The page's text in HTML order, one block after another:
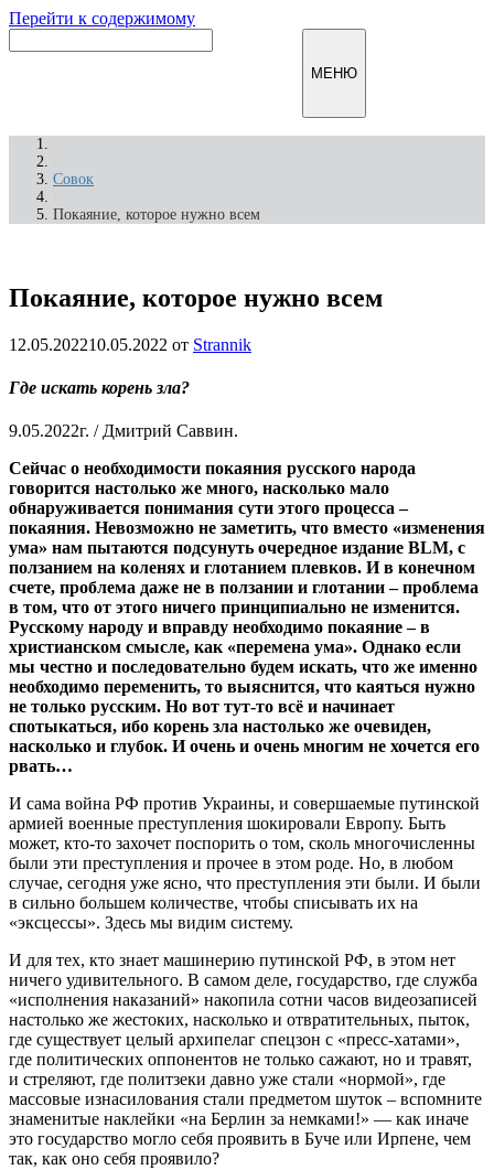
Перейти к содержимому
МЕНЮ
Совок
Покаяние, которое нужно всем
Покаяние, которое нужно всем
12.05.202210.05.2022 от Strannik
Где искать корень зла?
9.05.2022г. / Дмитрий Саввин.
Сейчас о необходимости покаяния русского народа
говорится настолько же много, насколько мало
обнаруживается понимания сути этого процесса –
покаяния. Невозможно не заметить, что вместо «изменения
ума» нам пытаются подсунуть очередное издание BLM, с
ползанием на коленях и глотанием плевков. И в конечном
счете, проблема даже не в ползании и глотании – проблема
в том, что от этого ничего принципиально не изменится.
Русскому народу и вправду необходимо покаяние – в
христианском смысле, как «перемена ума». Однако если
мы честно и последовательно будем искать, что же именно
необходимо переменить, то выяснится, что каяться нужно
не только русским. Но вот тут-то всё и начинает
спотыкаться, ибо корень зла настолько же очевиден,
насколько и глубок. И очень и очень многим не хочется его
рвать…
И сама война РФ против Украины, и совершаемые путинской
армией военные преступления шокировали Европу. Быть
может, кто-то захочет поспорить о том, сколь многочисленны
были эти преступления и прочее в этом роде. Но, в любом
случае, сегодня уже ясно, что преступления эти были. И были
в сильно большем количестве, чтобы списывать их на
«эксцессы». Здесь мы видим систему.
И для тех, кто знает машинерию путинской РФ, в этом нет
ничего удивительного. В самом деле, государство, где служба
«исполнения наказаний» накопила сотни часов видеозаписей
настолько же жестоких, насколько и отвратительных, пыток,
где существует целый архипелаг спецзон с «пресс-хатами»,
где политических оппонентов не только сажают, но и травят,
и стреляют, где политзеки давно уже стали «нормой», где
массовые изнасилования стали предметом шуток – вспомните
знаменитые наклейки «на Берлин за немками!» — как иначе
это государство могло себя проявить в Буче или Ирпене, чем
так, как оно себя проявило?